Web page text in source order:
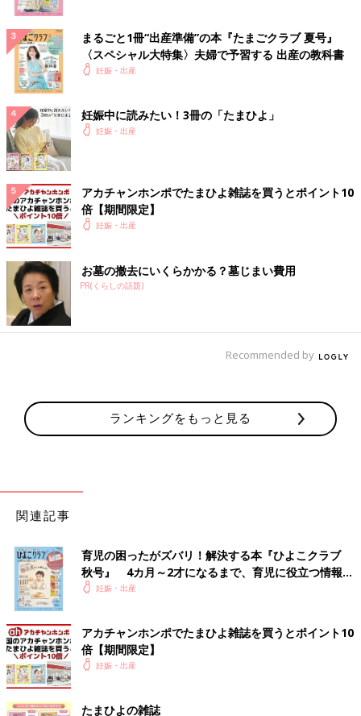
まるごと1冊“出産準備”の本『たまごクラブ 夏号』
〈スペシャル大特集〉夫婦で予習する 出産の教科書
妊娠・出産
妊娠中に読みたい！3冊の「たまひよ」
妊娠・出産
アカチャンホンポでたまひよ雑誌を買うとポイント10
倍【期間限定】
妊娠・出産
お墓の撤去にいくらかかる？墓じまい費用
PR(くらしの話題)
Recommended by
ランキングをもっと見る
関連記事
育児の困ったがズバリ！解決する本『ひよこクラブ
秋号』 4カ月～2才になるまで、育児に役立つ情報が
いっぱい！
妊娠・出産
アカチャンホンポでたまひよ雑誌を買うとポイント10
倍【期間限定】
妊娠・出産
たまひよの雑誌